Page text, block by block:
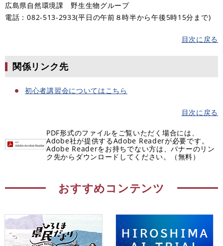
広島県自然環境課 野生生物グループ
電話：082-513-2933(平日の午前８時半から午後5時15分まで)
目次に戻る
関係リンク先
初心者講習会についてはこちら
目次に戻る
PDF形式のファイルをご覧いただく場合には、
Adobe社が提供するAdobe Readerが必要です。
Adobe Readerをお持ちでない方は、バナーのリン
ク先からダウンロードしてください。（無料）
おすすめコンテンツ